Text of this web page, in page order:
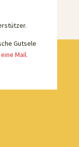
Gutsele
Mail.